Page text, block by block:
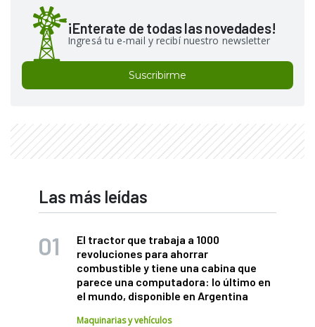
¡Enterate de todas las novedades!
Ingresá tu e-mail y recibí nuestro newsletter
Suscribirme
Las más leídas
El tractor que trabaja a 1000
revoluciones para ahorrar
combustible y tiene una cabina que
parece una computadora: lo último en
el mundo, disponible en Argentina
Maquinarias y vehículos